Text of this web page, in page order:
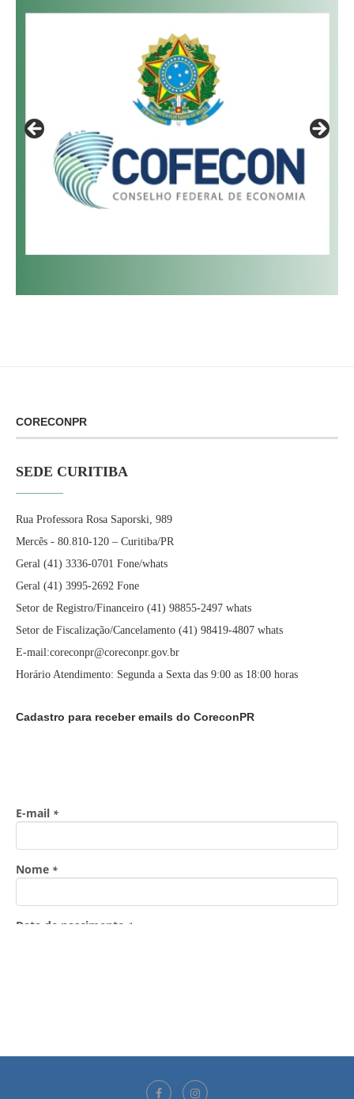
CORECONPR
SEDE CURITIBA
Rua Professora Rosa Saporski, 989
Mercês - 80.810-120 – Curitiba/PR
Geral (41) 3336-0701 Fone/whats
Geral (41) 3995-2692 Fone
Setor de Registro/Financeiro (41) 98855-2497 whats
Setor de Fiscalização/Cancelamento (41) 98419-4807 whats
E-mail:coreconpr@coreconpr.gov.br
Horário Atendimento: Segunda a Sexta das 9:00 as 18:00 horas
Cadastro para receber emails do CoreconPR